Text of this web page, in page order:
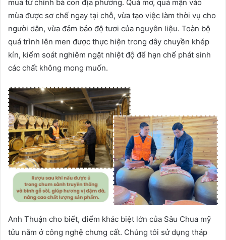
mua từ chính bà con địa phương. Quả mơ, quả mận vào
mùa được sơ chế ngay tại chỗ, vừa tạo việc làm thời vụ cho
người dân, vừa đảm bảo độ tươi của nguyên liệu. Toàn bộ
quá trình lên men được thực hiện trong dây chuyền khép
kín, kiểm soát nghiêm ngặt nhiệt độ để hạn chế phát sinh
các chất không mong muốn.
Anh Thuận cho biết, điểm khác biệt lớn của Sâu Chua mỹ
tửu nằm ở công nghệ chưng cất. Chúng tôi sử dụng tháp